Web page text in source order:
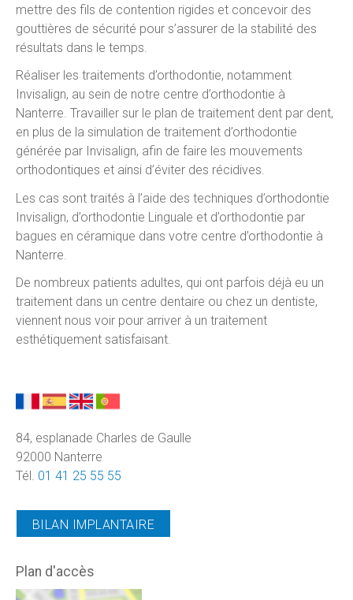
mettre des fils de contention rigides et concevoir des
gouttières de sécurité pour s’assurer de la stabilité des
résultats dans le temps.
Réaliser les traitements d’orthodontie, notamment
Invisalign, au sein de notre centre d’orthodontie à
Nanterre. Travailler sur le plan de traitement dent par dent,
en plus de la simulation de traitement d’orthodontie
générée par Invisalign, afin de faire les mouvements
orthodontiques et ainsi d’éviter des récidives.
Les cas sont traités à l’aide des techniques d’orthodontie
Invisalign, d’orthodontie Linguale et d’orthodontie par
bagues en céramique dans votre centre d’orthodontie à
Nanterre.
De nombreux patients adultes, qui ont parfois déjà eu un
traitement dans un centre dentaire ou chez un dentiste,
viennent nous voir pour arriver à un traitement
esthétiquement satisfaisant.
84, esplanade Charles de Gaulle
92000 Nanterre
Tél. 01 41 25 55 55
BILAN IMPLANTAIRE
Plan d'accès